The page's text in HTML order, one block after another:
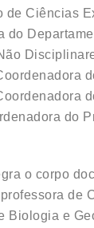
de Ciências
do
do
o corpo
de
Biologia e